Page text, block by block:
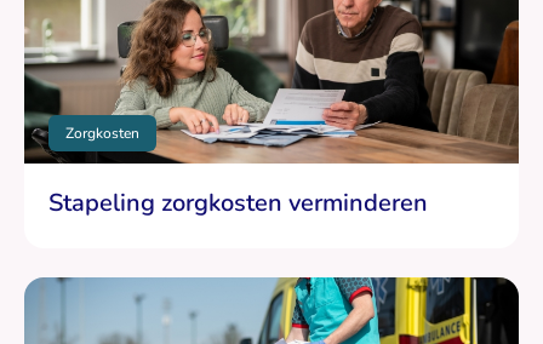
Stapeling zorgkosten verminderen
Zorgkosten